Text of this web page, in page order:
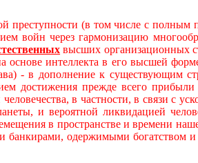
преступности (в том числе с
войн через гармонизацию
высших организационных
основе интеллекта в его высшей
- в дополнение к существующим
достижения прежде всего прибыли
в частности, в связи с
и вероятной ликвидацией
в пространстве и времени
банкирами, одержимыми богатством